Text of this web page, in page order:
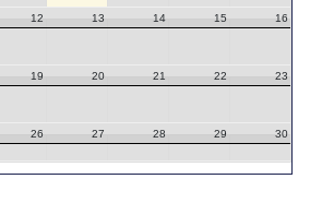
12 13 14 15 16
19 20 21 22 23
26 27 28 29 30